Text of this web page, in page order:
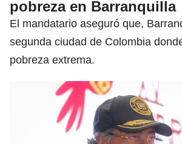
pobreza en Barranquilla
El mandatario aseguró que,
segunda ciudad de Colombia
pobreza extrema.